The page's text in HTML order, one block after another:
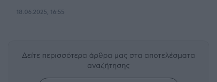
18.06.2025, 16:55
Δείτε περισσότερα άρθρα μας στα αποτελέσματα
αναζήτησης